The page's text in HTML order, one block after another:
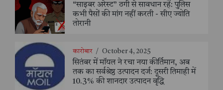
“साइबर अरेस्ट” ठगी से सावधान रहें: पुलिस
कभी पैसों की मांग नहीं करती - सीए ज्योति
तोरानी
कारोबार / October 4, 2025
सितंबर में मॉयल ने रचा नया कीर्तिमान, अब
तक का सर्वश्रेष्ठ उत्पादन दर्ज: दूसरी तिमाही में
10.3% की शानदार उत्पादन वृद्धि